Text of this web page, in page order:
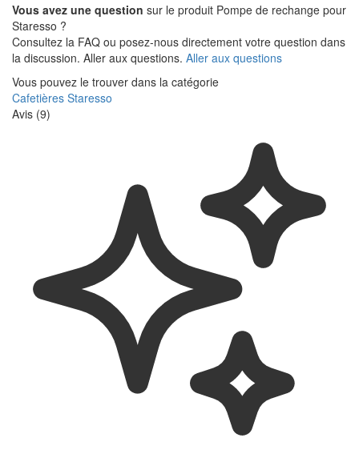
Vous avez une question sur le produit Pompe de rechange pour
Staresso ?
Consultez la FAQ ou posez-nous directement votre question dans
la discussion. Aller aux questions. Aller aux questions
Vous pouvez le trouver dans la catégorie
Cafetières Staresso
Avis (9)